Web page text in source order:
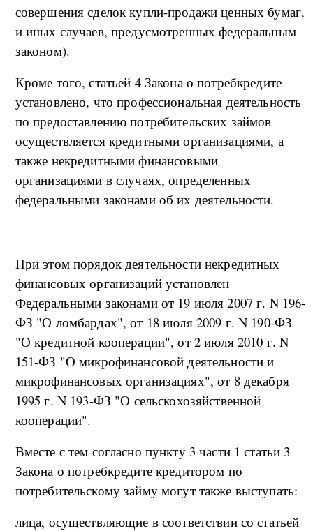
совершения сделок купли-продажи ценных бумаг,
и иных случаев, предусмотренных федеральным
законом).
Кроме того, статьей 4 Закона о потребкредите
установлено, что профессиональная деятельность
по предоставлению потребительских займов
осуществляется кредитными организациями, а
также некредитными финансовыми
организациями в случаях, определенных
федеральными законами об их деятельности.
При этом порядок деятельности некредитных
финансовых организаций установлен
Федеральными законами от 19 июля 2007 г. N 196-
ФЗ "О ломбардах", от 18 июля 2009 г. N 190-ФЗ
"О кредитной кооперации", от 2 июля 2010 г. N
151-ФЗ "О микрофинансовой деятельности и
микрофинансовых организациях", от 8 декабря
1995 г. N 193-ФЗ "О сельскохозяйственной
кооперации".
Вместе с тем согласно пункту 3 части 1 статьи 3
Закона о потребкредите кредитором по
потребительскому займу могут также выступать:
лица, осуществляющие в соответствии со статьей